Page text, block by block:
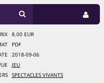
8.00 EUR
PDF
2018-09-06
JEU
SPECTACLES VIVANTS